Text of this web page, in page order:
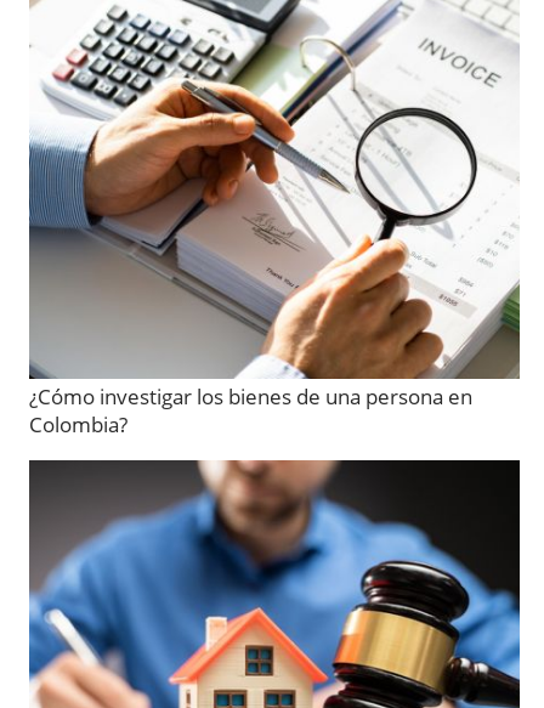
¿Cómo investigar los bienes de una persona en
Colombia?